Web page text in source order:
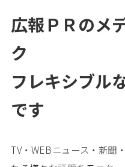
広報ＰＲのメ
ク
フレキシブル
です
TV・WEBニュース・新聞